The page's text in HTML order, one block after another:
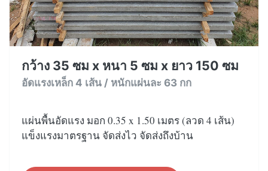
กว้าง 35 ซม x หนา 5 ซม x ยาว 150 ซม
อัดแรงเหล็ก 4 เส้น / หนักแผ่นละ 63 กก
แผ่นพื้นอัดแรง มอก 0.35 x 1.50 เมตร (ลวด 4 เส้น)
แข็งแรงมาตรฐาน จัดส่งไว จัดส่งถึงบ้าน